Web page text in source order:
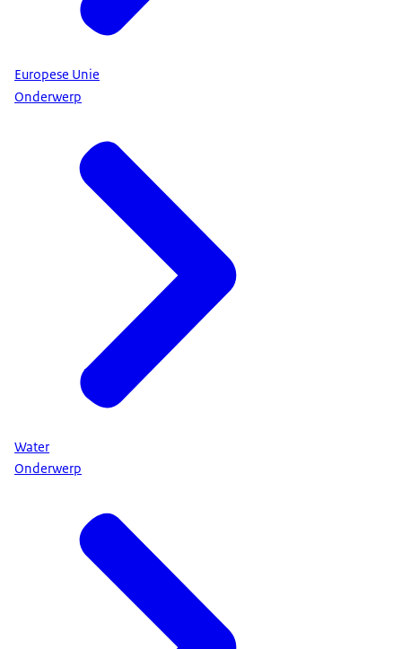
Europese Unie
Onderwerp
Water
Onderwerp